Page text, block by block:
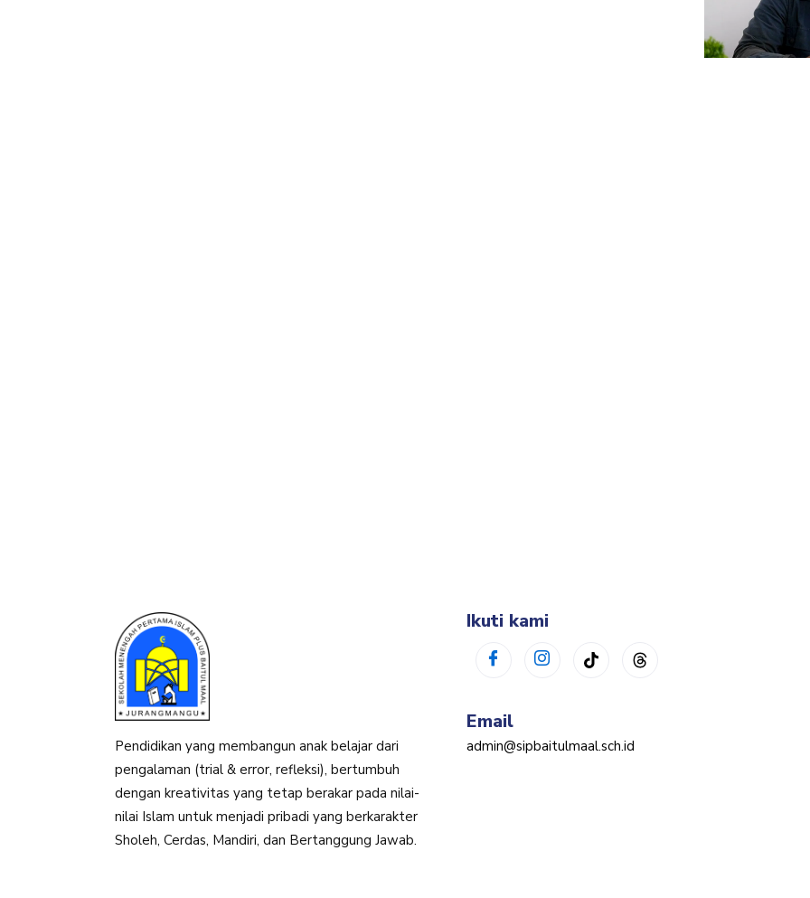
Pendidikan yang membangun anak belajar dari
pengalaman (trial & error, refleksi), bertumbuh
dengan kreativitas yang tetap berakar pada nilai-
nilai Islam untuk menjadi pribadi yang berkarakter
Sholeh, Cerdas, Mandiri, dan Bertanggung Jawab.
Ikuti kami
Email
admin@sipbaitulmaal.sch.id